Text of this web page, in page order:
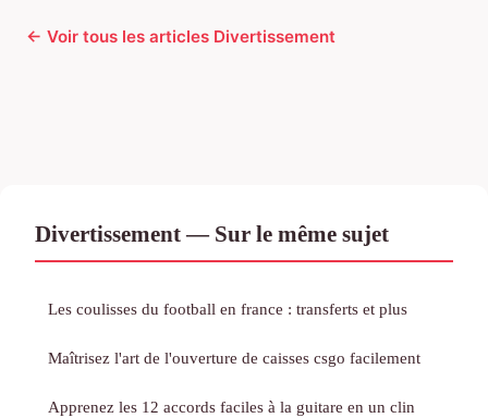
← Voir tous les articles Divertissement
Divertissement — Sur le même sujet
Les coulisses du football en france : transferts et plus
Maîtrisez l'art de l'ouverture de caisses csgo facilement
Apprenez les 12 accords faciles à la guitare en un clin